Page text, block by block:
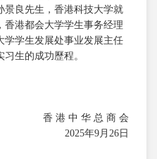
景良先生，香港科技大学就
香港都会大学学生事务经理
学学生发展处事业发展主任
生的成功歷程。
香 港 中 华 总 商 会
2025年9月26日